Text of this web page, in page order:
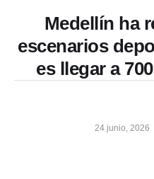
Medellín ha
escenarios
es llegar a
24 junio, 2026